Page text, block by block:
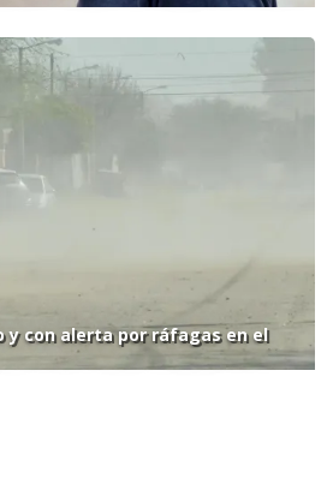
y con alerta por ráfagas en el